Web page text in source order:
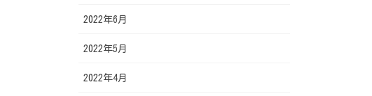
2022年6月
2022年5月
2022年4月